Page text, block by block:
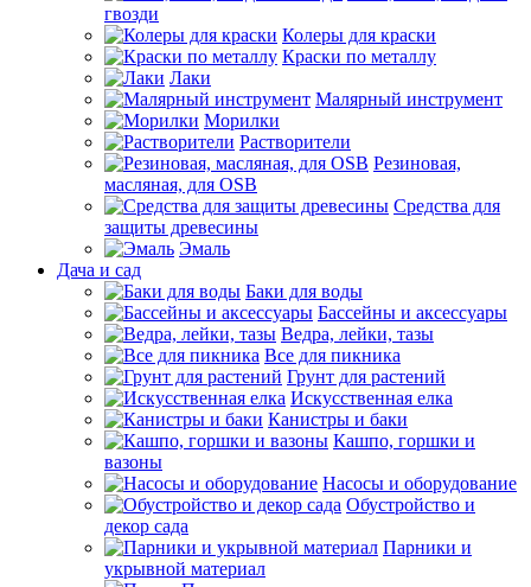
гвозди
Колеры для краски
Краски по металлу
Лаки
Малярный инструмент
Морилки
Растворители
Резиновая,
масляная, для OSB
Средства для
защиты древесины
Эмаль
Дача и сад
Баки для воды
Бассейны и аксессуары
Ведра, лейки, тазы
Все для пикника
Грунт для растений
Искусственная елка
Канистры и баки
Кашпо, горшки и
вазоны
Насосы и оборудование
Обустройство и
декор сада
Парники и
укрывной материал